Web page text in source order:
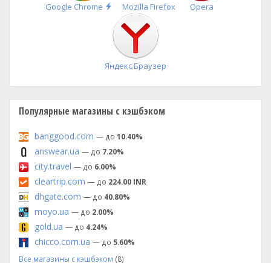
Google Chrome
Быстрая
установка
Mozilla Firefox Opera
Яндекс.Браузер
Популярные магазины с кэшбэком
banggood.com — до 10.40%
answear.ua — до 7.20%
city.travel — до 6.00%
cleartrip.com — до 224.00 INR
dhgate.com — до 40.80%
moyo.ua — до 2.00%
gold.ua — до 4.24%
chicco.com.ua — до 5.60%
Все магазины с кэшбэком (8)